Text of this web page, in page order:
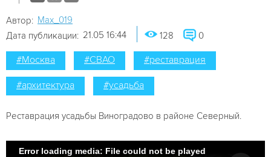
Автор: Мах_019
Дата публикации: 21.05 16:44 128 0
#Москва #СВАО #реставрация
#архитектура #усадьба
Реставрация усадьбы Виноградово в районе Северный.
Error loading media: File could not be played